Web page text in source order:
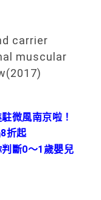
carrier
muscular
微風南京啦！
折起
斷0〜1歲嬰兒